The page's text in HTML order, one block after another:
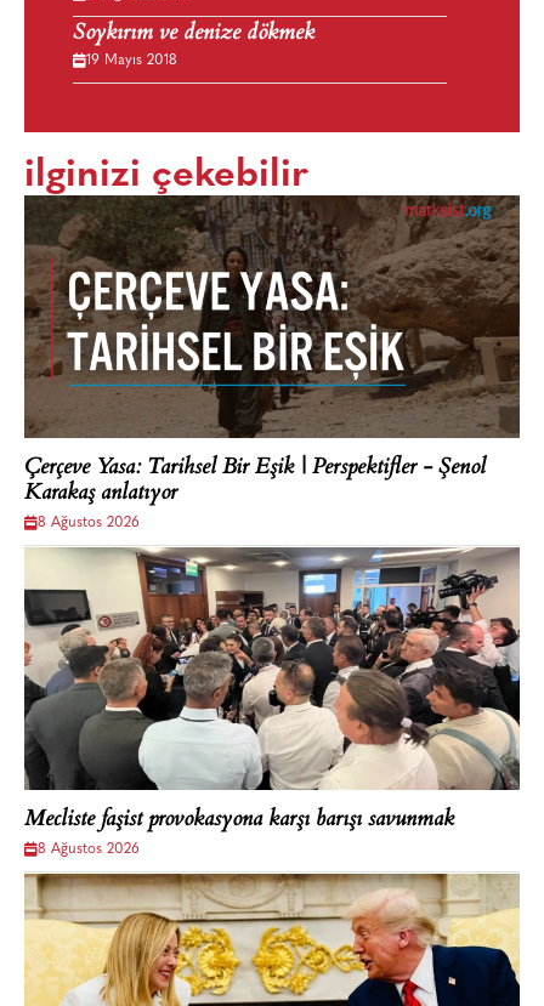
Soykırım ve denize dökmek
19 Mayıs 2018
ilginizi çekebilir
Çerçeve Yasa: Tarihsel Bir Eşik | Perspektifler - Şenol
Karakaş anlatıyor
8 Ağustos 2026
Mecliste faşist provokasyona karşı barışı savunmak
8 Ağustos 2026